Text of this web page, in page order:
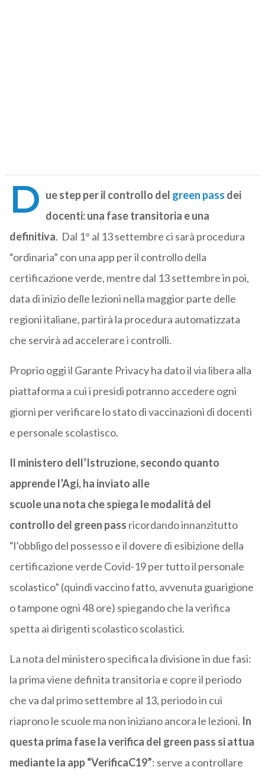
D ue step per il controllo del green pass dei
docenti: una fase transitoria e una
definitiva. Dal 1° al 13 settembre ci sarà procedura
“ordinaria” con una app per il controllo della
certificazione verde, mentre dal 13 settembre in poi,
data di inizio delle lezioni nella maggior parte delle
regioni italiane, partirà la procedura automatizzata
che servirà ad accelerare i controlli.
Proprio oggi il Garante Privacy ha dato il via libera alla
piattaforma a cui i presidi potranno accedere ogni
giorni per verificare lo stato di vaccinazioni di docenti
e personale scolastisco.
Il ministero dell’Istruzione, secondo quanto
apprende l’Agi, ha inviato alle
scuole una nota che spiega le modalità del
controllo del green pass ricordando innanzitutto
“l’obbligo del possesso e il dovere di esibizione della
certificazione verde Covid-19 per tutto il personale
scolastico” (quindi vaccino fatto, avvenuta guarigione
o tampone ogni 48 ore) spiegando che la verifica
spetta ai dirigenti scolastico scolastici.
La nota del ministero specifica la divisione in due fasi:
la prima viene definita transitoria e copre il periodo
che va dal primo settembre al 13, periodo in cui
riaprono le scuole ma non iniziano ancora le lezioni. In
questa prima fase la verifica del green pass si attua
mediante la app “VerificaC19”: serve a controllare